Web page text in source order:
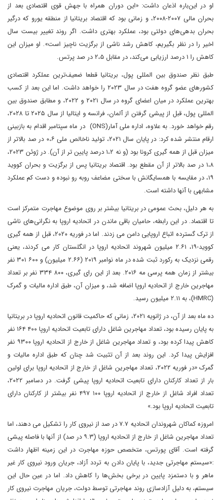
او در این‌باره اذعان داشت: «این دوران همراه با جهش قوی اقتصادی بعد از
بحران مالی ۲۰۰۷-۲۰۰۸، و زمانی بود که اقتصاد بریتانیا از منطقه یورو که درگیر
بحران بدهی‌های دولتی بود، عملکرد بهتری داشت. اگر روند تغییر بیست سال
اخیر را در نظر بگیریم، کاهش رشد ناشی از برگزیت ناچیز است». او میزان این
کاهش را ۱ درصد ارزیابی می‌کند، در مقابل ۲،۵ در صد پرتس.
طبق نظر صندوق بین المللی پول، بریتانیا قطعا ضعیف‌ترین عملکرد اقتصادی
کشور‌های عضو گروه هفت در سال ۲۰۲۳ را خواهد داشت. اما این بعد از کسب
بهترین عملکرد در میان اعضای گروه در سال ۲۰۲۱ و ۲۰۲۲، و مطابق صندوق بین
المللی پول، قبل از پیشی گرفتن از آلمان، فرانسه و ایتالیا از سال ۲۰۲۵ تا ۲۰۲۸،
رقم خواهد خورد. به علاوه، اداره ملی آمار(ONS) در ماه سپتامبر اقدام به بازبینی
ارقام منتشر شده کرد: در پایان سال ۲۰۲۱، تولید ناخالص ملی ۰،۶ در صد بالاتر از
میزان قبل از همه گیری کرونا بود (و نه ۱،۲ درصد پایین تر از آن). در ژوئن ۲۰۲۳،
۱،۸ در صد بالاتر از آن مقطع بود. اقتصاد بریتانیا پس از برگزیت و بحران کووید
۱۹، در مقایسه با همسایگانش با سختی مضاعف روبه رو نبوده و دست کم عملکرد
مشابهی با آنها داشته است.
به هر دلیل، بحث عمومی در بریتانیا بیشتر بر روی موضوع مهاجرت متمرکز است
تا اقتصاد. در این رابطه، حامیان باقی ماندن در اتحادیه اروپا به نگرانی‌های ناشی
از ترک گسترده اتباع اروپایی دامن می زدند. اما در فوریه ۲۰۲۰، قبل از همه گیری
کووید-۱۹، ۲.۶۱ میلیون شهروند اتحادیه اروپا در انگلستان کار می کردند، یعنی
رقمی نزدیک به رکورد ثبت شده در ماه نوامبر ۲۰۱۹ (۲.۶۶ میلیون) و ۶۰۰ ۳۰۱ نفر
بیشتر از زمان همه پرسی مه ۲۰۱۶. بعد از این رای گیری، ۸۰۰ ۳۳۴ نفر بر تعداد
مهاجرین خارج از اتحادیه اروپا اضافه شد، و میزان آن، طبق اداره مالیات و گمرک
(HMRC)، به ۲.۱۱ میلیون رسید.
ده ماه بعد از آن، در ژانویه ۲۰۲۱، زمانی که حاکمیت قانون اتحادیه اروپا در بریتانیا
به پایان رسیده بود، تعداد مهاجرین شاغل دارای تابعیت اتحادیه اروپا ۴۰۰ ۱۶۴ نفر
کاهش پیدا کرده بود، و تعداد مهاجرین شاغل از خارج از اتحادیه اروپا ۹۳۰۰ نفر
افزایش پیدا کرد. این روند بعد از آن تثبیت شد چنان که طبق اداره مالیات و
گمرک «در فوریه ۲۰۲۲، تعداد مهاجرین شاغل از خارج از اتحادیه اروپا برای اولین
بار از تعداد کارکنان دارای تابعیت اتحادیه اروپا پیشی گرفت. در دسامبر ۲۰۲۲،
تعداد افراد شاغل از خارج از اتحادیه اروپا ۱۰۰ ۴۹۷ نفر بیشتر از کارکنان دارای
تابعیت اتحادیه اروپا بود.»
امروزه کماکان شهروندان اتحادیه ۷.۷ در صد از نیروی کار را تشکیل می دهند، اما
تعداد مهاجرین شاغل از خارج از اتحادیه اروپا (۹.۳ در صد) از آنها با فاصله پیشی
گرفته است. آقای پورتس، متخصص حوزه مهاجرت در این زمینه اظهار داشت
:«سیستم مهاجرتی جدید، با پایان دادن به تردد آزاد، جریان ورود نیروی کار غیر
ماهر و با دستمزد پایین در برخی بخش‌ها را کاهش داد. اما در عین حال این
سیستم، به دلیل آزادسازی روند مهاجرتی توسط دولت، جریان مهاجرت نیروی کار